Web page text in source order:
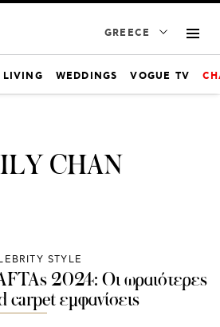
GREECE
LIVING WEDDINGS VOGUE TV
CHAN
STYLE
2024: Οι ωραιότερες
carpet εμφανίσεις